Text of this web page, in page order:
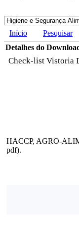
Início Pesquisar
Detalhes do
Check-list Vistoria
HACCP, AGRO-
pdf).